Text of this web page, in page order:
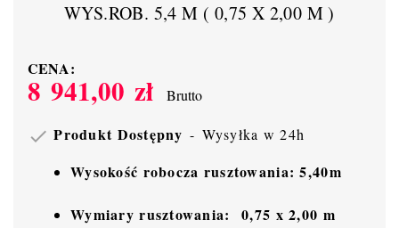
WYS.ROB. 5,4 M ( 0,75 X 2,00 M )
CENA:
8 941,00 zł Brutto
 Produkt Dostępny Wysyłka w 24h
Wysokość robocza rusztowania: 5,40m
Wymiary rusztowania: 0,75 x 2,00 m